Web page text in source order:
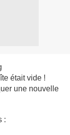
était vide !
une nouvelle
: